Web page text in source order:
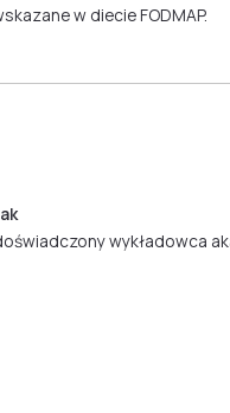
w diecie FODMAP.
wykładowca